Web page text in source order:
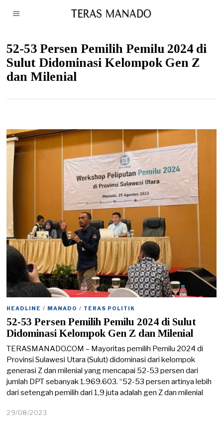
52-53 Persen Pemilih Pemilu 2024 di
Sulut Didominasi Kelompok Gen Z
dan Milenial
HEADLINE / MANADO / TERAS POLITIK
52-53 Persen Pemilih Pemilu 2024 di Sulut
Didominasi Kelompok Gen Z dan Milenial
TERASMANADO.COM – Mayoritas pemilih Pemilu 2024 di
Provinsi Sulawesi Utara (Sulut) didominasi dari kelompok
generasi Z dan milenial yang mencapai 52-53 persen dari
jumlah DPT sebanyak 1.969.603. “52-53 persen artinya lebih
dari setengah pemilih dari 1,9 juta adalah gen Z dan milenial
29/08/2023